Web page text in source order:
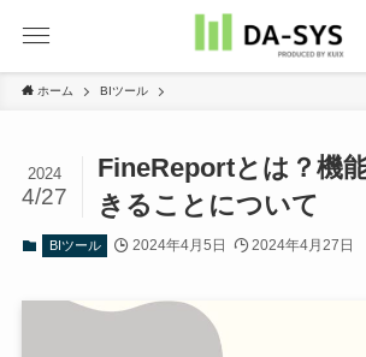
ホーム BIツール
FineReportとは？機
きることについて
2024
4/27
BIツール 2024年4月5日 2024年4月27日